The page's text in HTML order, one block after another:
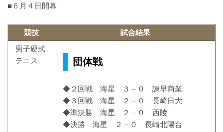
■６月４日開幕
競技
試合結果
男子硬式
テニス
団体戦
◆２回戦 海星 ３－０ 諫早商業
◆３回戦 海星 ２－０ 長崎日大
◆準決勝 海星 ２－０ 西陵
◆決勝 海星 ２－０ 長崎北陽台